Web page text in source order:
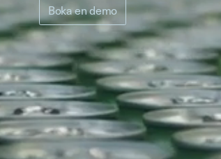
Boka en demo